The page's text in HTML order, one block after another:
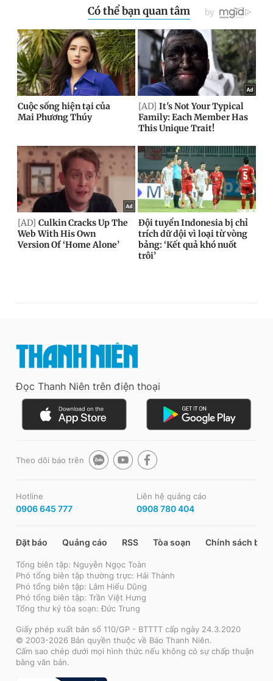
Đọc Thanh Niên trên điện thoại
Theo dõi báo trên
Hotline
0906 645 777
Liên hệ quảng cáo
0908 780 404
Đặt báo Quảng cáo RSS Tòa soạn Chính sách bảo
Tổng biên tập: Nguyễn Ngọc Toàn
Phó tổng biên tập thường trực: Hải Thành
Phó tổng biên tập: Lâm Hiếu Dũng
Phó tổng biên tập: Trần Việt Hưng
Tổng thư ký tòa soạn: Đức Trung
Giấy phép xuất bản số 110/GP - BTTTT cấp ngày 24.3.2020
© 2003-2026 Bản quyền thuộc về Báo Thanh Niên.
Cấm sao chép dưới mọi hình thức nếu không có sự chấp thuận
bằng văn bản.